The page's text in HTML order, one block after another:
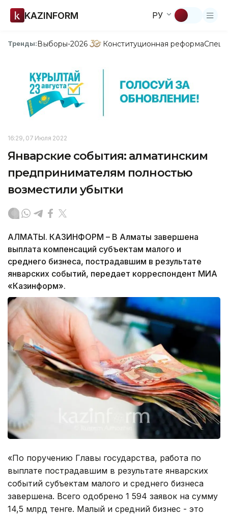
KAZINFORM РУ
Тренды:Выборы-2026 Конституционная реформа
16:29, 07 Июля 2022
Январские события: алматинским
предпринимателям полностью
возместили убытки
АЛМАТЫ. КАЗИНФОРМ – В Алматы завершена
выплата компенсаций субъектам малого и
среднего бизнеса, пострадавшим в результате
январских событий, передает корреспондент МИА
«Казинформ».
«По поручению Главы государства, работа по
выплате пострадавшим в результате январских
событий субъектам малого и среднего бизнеса
завершена. Всего одобрено 1 594 заявок на сумму
14,5 млрд тенге. Малый и средний бизнес - это